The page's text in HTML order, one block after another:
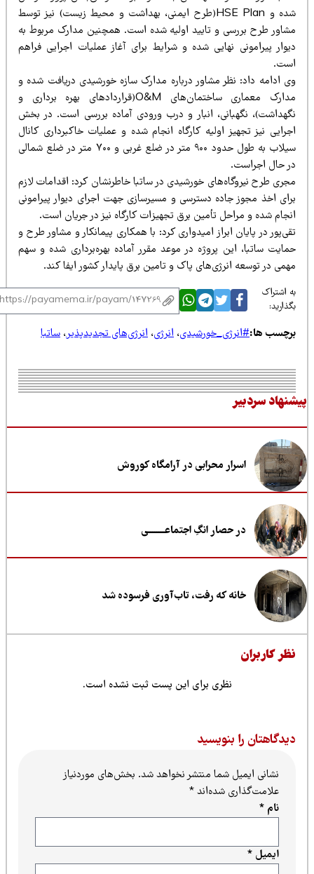
شده و HSE Plan(طرح ایمنی‌، بهداشت و محیط زیست‌) نیز توسط
و تایید اولیه شده است. همچنین مدارک مربوط به
نهایی شده و شرایط برای آغاز عملیات اجرایی فراهم
نظر مشاور درباره مدارک سازه خورشیدی دریافت شده و
مدارک معماری ساختمان‌های O&M(قراردادهای بهره‌ برداری و
انبار و درب ورودی آماده بررسی است. در بخش
اولیه کارگاه انجام شده و عملیات خاکبرداری کانال
سیلاب به طول حدود ۹۰۰ متر در ضلع غربی و ۷۰۰ متر در ضلع شمالی
خورشیدی در ساتبا خاطرنشان کرد: اقدامات لازم
جاده دسترسی و مسیرسازی جهت اجرای دیوار پیرامونی
تأمین برق تجهیزات کارگاه نیز در جریان است.
ابراز امیدواری کرد: با همکاری پیمانکار و مشاور طرح و
این پروژه در موعد مقرر آماده بهره‌برداری شده و سهم
انرژی‌های پاک و تامین برق پایدار کشور ایفا کند.
،انرژی،انرژی‌های تجدیدپذیر،ساتبا
اسرار محرابی در آرامگاه کوروش
در حصار انگِ اجتماعــــــــی
خانه که رفت، تاب‌آوری فرسوده شد
نظری برای این پست ثبت نشده است.
بنویسید
شما منتشر نخواهد شد.بخش‌های موردنیاز
شده‌اند*